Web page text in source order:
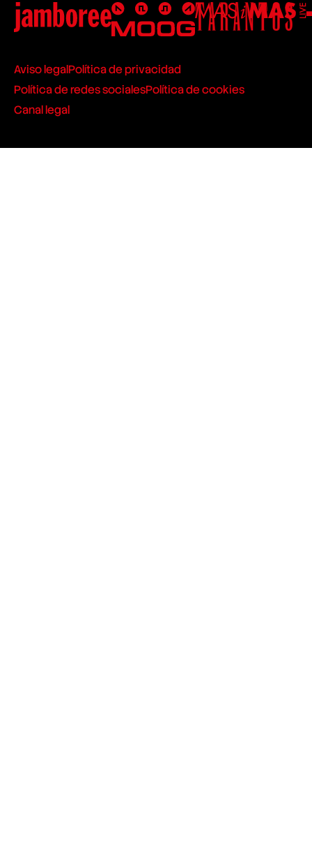
Aviso legalPolítica de privacidad
Política de redes socialesPolítica de cookies
Canal legal